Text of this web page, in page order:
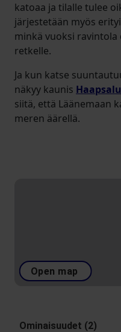
katoaa ja tilalle tulee
järjestetään myös
minkä vuoksi ravintola
retkelle.
Ja kun katse
näkyy kaunis Haapsalu
siitä, että Läänemaan
meren äärellä.
Open map
Ominaisuudet (2)